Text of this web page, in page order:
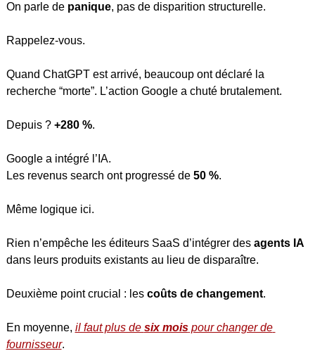
On parle de panique, pas de disparition structurelle.
Rappelez-vous.
Quand ChatGPT est arrivé, beaucoup ont déclaré la
recherche “morte”. L’action Google a chuté brutalement.
Depuis ? +280 %.
Google a intégré l’IA.
Les revenus search ont progressé de 50 %.
Même logique ici.
Rien n’empêche les éditeurs SaaS d’intégrer des agents IA
dans leurs produits existants au lieu de disparaître.
Deuxième point crucial : les coûts de changement.
En moyenne, il faut plus de six mois pour changer de
fournisseur.